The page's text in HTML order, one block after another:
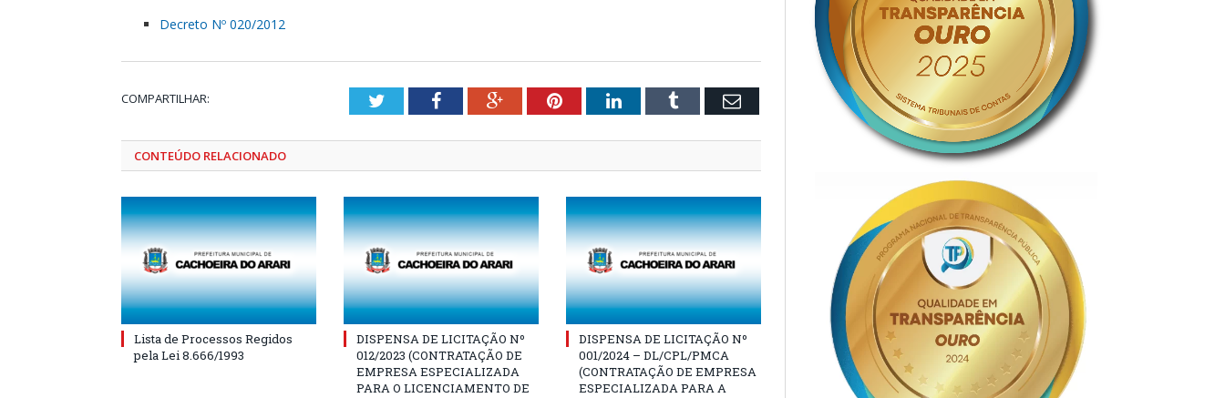
Decreto Nº 020/2012
COMPARTILHAR: TwitterFacebookGoogle+PinterestLinkedInTumblr Email
CONTEÚDO RELACIONADO
Lista de Processos Regidos
pela Lei 8.666/1993
DISPENSA DE LICITAÇÃO Nº
012/2023 (CONTRATAÇÃO DE
EMPRESA ESPECIALIZADA
PARA O LICENCIAMENTO DE
DISPENSA DE LICITAÇÃO Nº
001/2024 – DL/CPL/PMCA
(CONTRATAÇÃO DE EMPRESA
ESPECIALIZADA PARA A